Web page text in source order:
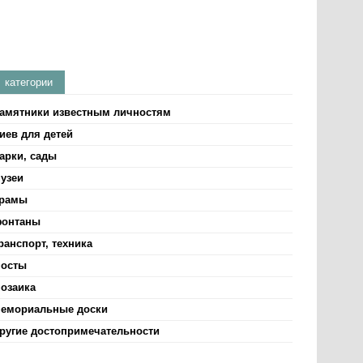
категории
известным личностям
для детей
сады
техника
доски
достопримечательности